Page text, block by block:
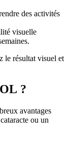
des activités
visuelle
le résultat visuel et
?
avantages
ou un